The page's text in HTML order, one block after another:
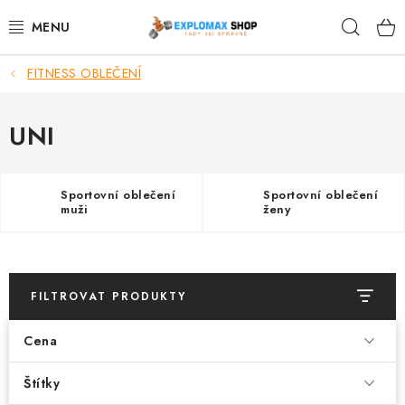
na
%AKCE
NOVINKY
ZDRAVÉ POTRAVINY
🧬 DLOUHOVĚKOST
FITNESS OBLEČENÍ
UNI
Sportovní oblečení
muži
Sportovní oblečení
ženy
FILTROVAT PRODUKTY
Cena
Štítky